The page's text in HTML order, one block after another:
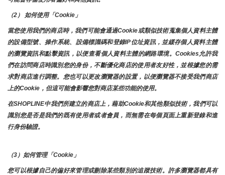
（2） 如何使用「Cookie」
當您使用我們的商店時，我們可能會通過Cookie或類似技術蒐集個人資料主體
的設備型號、操作系統、設備標識碼和登錄IP位址資訊，並緩存個人資料主體
的瀏覽資訊和點擊資訊，以便查看個人資料主體的網路環境。Cookies允許我
們在訪問商店時識別您的身份，不斷優化商店的使用者友好性，並根據您的需
求對商店進行調整。您也可以更改瀏覽器的設置，以便瀏覽器不接受我們商店
上的Cookie，但這可能會影響您對商店某些功能的使用。
在SHOPLINE中我們所建立的商店上，藉助Cookie和其他類似技術，我們可以
識別您是否是我們的既有使用者或者會員，而無需在每個頁面上重新登錄和進
行身份驗證。
（3）如何管理「Cookie」
您可以根據自己的偏好來管理或刪除某些類別的追蹤技術。許多瀏覽器都具有